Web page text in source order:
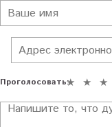
Проголосовать: